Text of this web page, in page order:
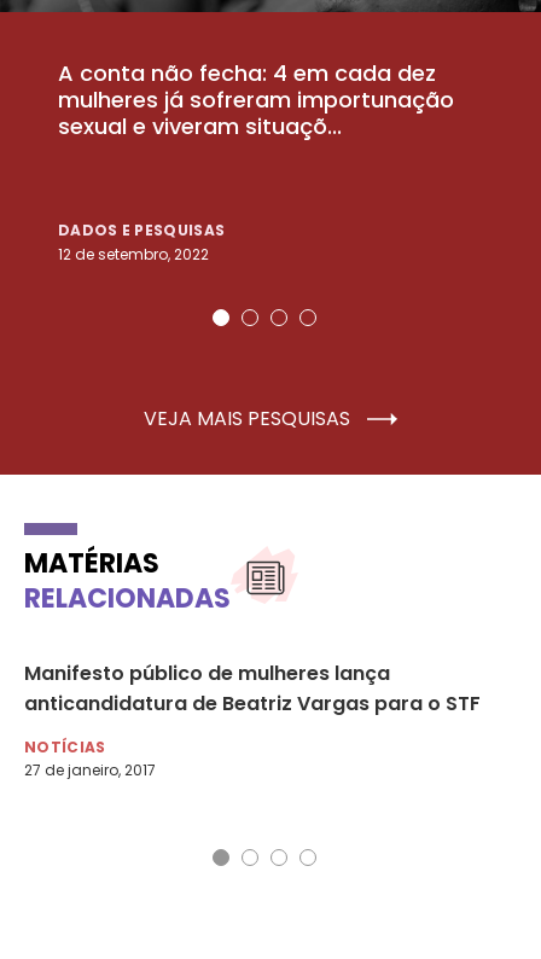
A conta não fecha: 4 em cada dez
mulheres já sofreram importunação
sexual e viveram situaçõ...
DADOS E PESQUISAS
12 de setembro, 2022
VEJA MAIS PESQUISAS
MATÉRIAS
RELACIONADAS
Manifesto público de mulheres lança
anticandidatura de Beatriz Vargas para o STF
NOTÍCIAS
27 de janeiro, 2017